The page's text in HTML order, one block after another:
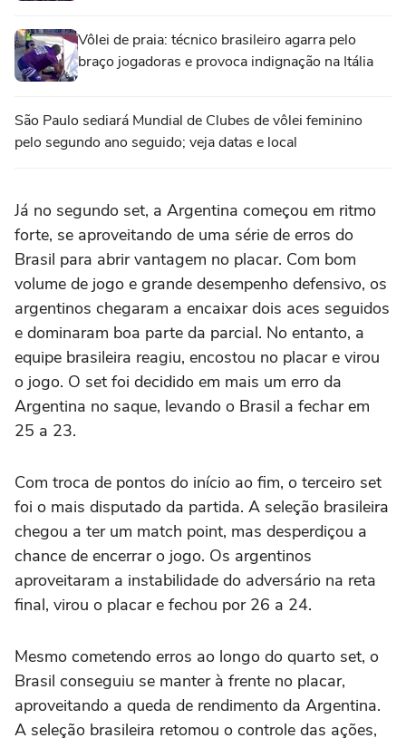
Vôlei de praia: técnico brasileiro agarra pelo
braço jogadoras e provoca indignação na Itália
São Paulo sediará Mundial de Clubes de vôlei feminino
pelo segundo ano seguido; veja datas e local
Já no segundo set, a Argentina começou em ritmo
forte, se aproveitando de uma série de erros do
Brasil para abrir vantagem no placar. Com bom
volume de jogo e grande desempenho defensivo, os
argentinos chegaram a encaixar dois aces seguidos
e dominaram boa parte da parcial. No entanto, a
equipe brasileira reagiu, encostou no placar e virou
o jogo. O set foi decidido em mais um erro da
Argentina no saque, levando o Brasil a fechar em
25 a 23.
Com troca de pontos do início ao fim, o terceiro set
foi o mais disputado da partida. A seleção brasileira
chegou a ter um match point, mas desperdiçou a
chance de encerrar o jogo. Os argentinos
aproveitaram a instabilidade do adversário na reta
final, virou o placar e fechou por 26 a 24.
Mesmo cometendo erros ao longo do quarto set, o
Brasil conseguiu se manter à frente no placar,
aproveitando a queda de rendimento da Argentina.
A seleção brasileira retomou o controle das ações,